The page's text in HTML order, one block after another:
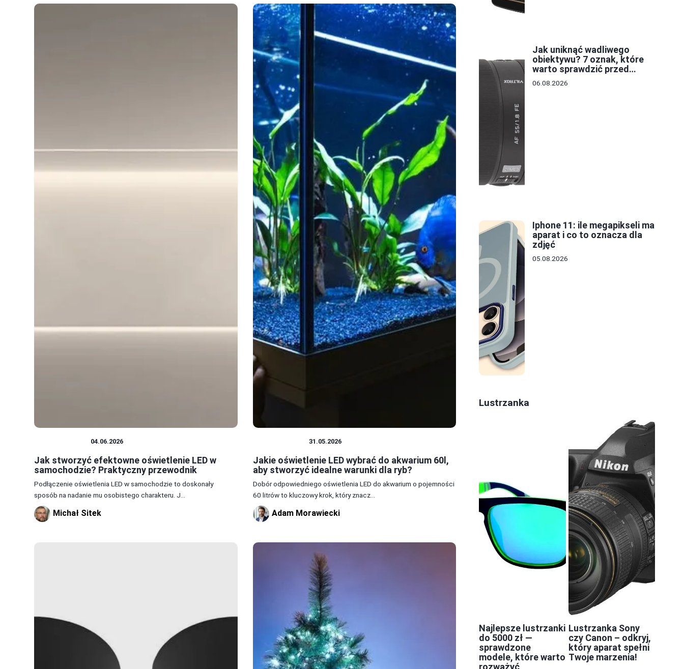
04.06.2026
Jak stworzyć efektowne oświetlenie LED w
samochodzie? Praktyczny przewodnik
Podłączenie oświetlenia LED w samochodzie to doskonały
sposób na nadanie mu osobistego charakteru. J...
Michał Sitek
31.05.2026
Jakie oświetlenie LED wybrać do akwarium 60l,
aby stworzyć idealne warunki dla ryb?
Dobór odpowiedniego oświetlenia LED do akwarium o pojemności
60 litrów to kluczowy krok, który znacz...
Adam Morawiecki
Jak uniknąć wadliwego
obiektywu? 7 oznak, które
warto sprawdzić przed
zakupem
06.08.2026
Iphone 11: ile megapikseli ma
aparat i co to oznacza dla
zdjęć
05.08.2026
Lustrzanka
Najlepsze lustrzanki
do 5000 zł —
sprawdzone
modele, które warto
rozważyć
Lustrzanka Sony
czy Canon – odkryj,
który aparat spełni
Twoje marzenia!